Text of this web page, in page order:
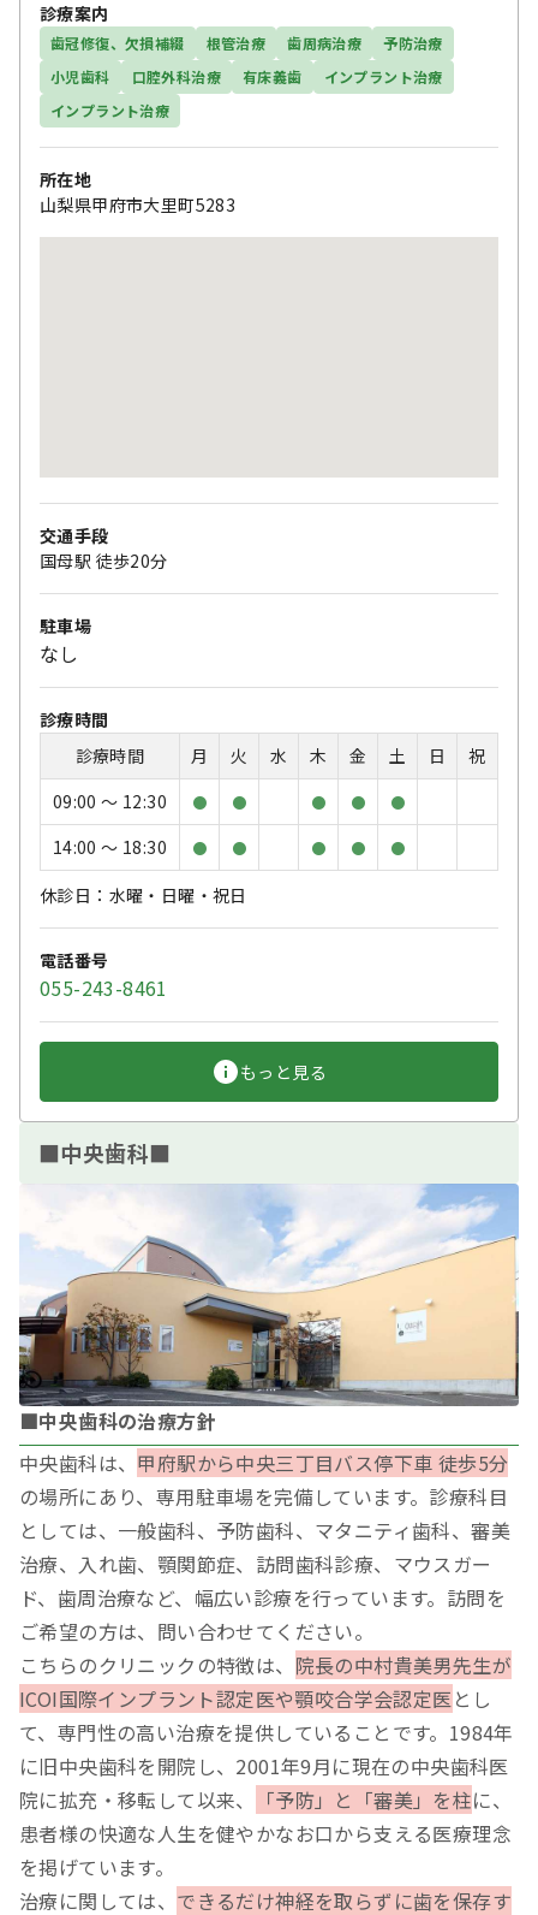
診療案内
歯冠修復、欠損補綴 根管治療 歯周病治療
予防治療
小児歯科
口腔外科治療 有床義歯
インプラント治療
インプラント治療
所在地
山梨県甲府市大里町5283
交通手段
国母駅 徒歩20分
駐車場
なし
診療時間
診療時間
月 火 水 木 金 土 日
祝
09:00 〜 12:30
● ● ● ● ●
14:00 〜 18:30 ● ● ● ● ●
休診日：水曜・日曜・祝日
電話番号
055-243-8461
もっと見る
■中央歯科■
■中央歯科の治療方針
中央歯科は、 甲府駅から中央三丁目バス停下車 徒歩5分
の場所にあり、専用駐車場を完備しています。診療科目
としては、一般歯科、予防歯科、マタニティ歯科、審美
治療、入れ歯、顎関節症、訪問歯科診療、マウスガー
ド、歯周治療など、幅広い診療を行っています。訪問を
ご希望の方は、問い合わせてください。
こちらのクリニックの特徴は、 院長の中村貴美男先生が
ICOI国際インプラント認定医や顎咬合学会認定医 とし
て、専門性の高い治療を提供していることです。1984年
に旧中央歯科を開院し、2001年9月に現在の中央歯科医
院に拡充・移転して以来、
「予防」と「審美」を柱に、
患者様の快適な人生を健やかなお口から支える医療理念
を掲げています。
治療に関しては、 できるだけ神経を取らずに歯を保存す